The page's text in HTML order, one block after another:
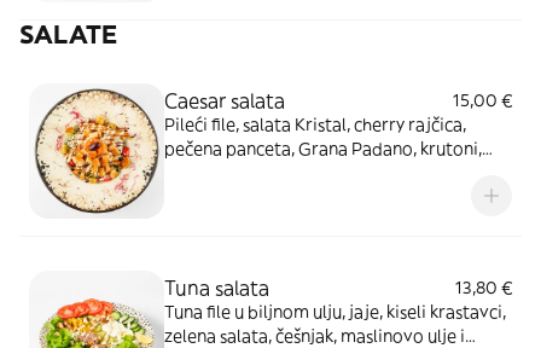
SALATE
Caesar salata
15,00 €
Pileći file, salata Kristal, cherry rajčica,
pečena panceta, Grana Padano, krutoni,
Tuna salata
13,80 €
Tuna file u biljnom ulju, jaje, kiseli krastavci,
zelena salata, češnjak, maslinovo ulje i